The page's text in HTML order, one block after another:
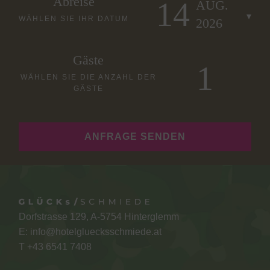
WÄHLEN SIE IHR DATUM 14 AUG.
2026
Gäste
WÄHLEN SIE DIE ANZAHL DER
GÄSTE
ANFRAGE SENDEN
Dorfstrasse 129, A-5754 Hinterglemm
E: info@hotelgluecksschmiede.at
T +43 6541 7408